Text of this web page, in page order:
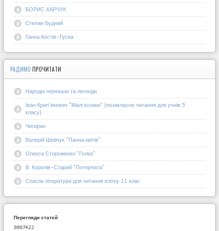
БОРИС ХАРЧУК
Степан Будний
Ганна Костів-Гуска
РАДИМО ПРОЧИТАТИ
Народні перекази та легенди
Іван Крип'якевич "Малі козаки" (позакласне читання для учнів 5
класу)
Чигирин
Валерій Шевчук "Панна квітів"
Олекса Стороженко "Голка"
В. Королів-Старий "Потерчата"
Список літератури для читання влітку 11 клас
Перегляди статей
8867422